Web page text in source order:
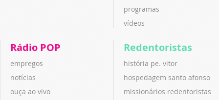
programas
vídeos
Rádio POP
empregos
notícias
ouça ao vivo
Redentoristas
história pe. vitor
hospedagem santo afonso
missionários redentoristas